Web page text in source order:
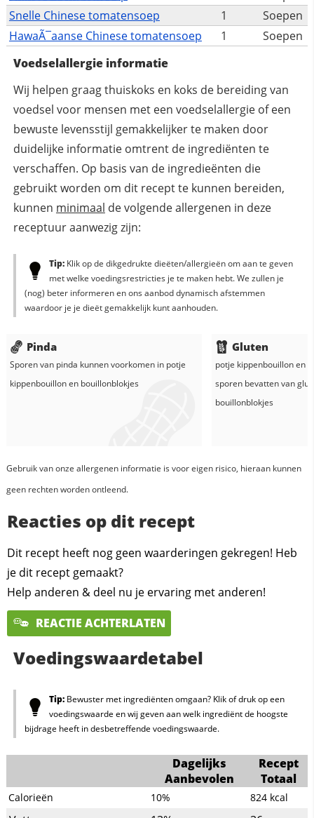
Snelle Chinese tomatensoep
1
Soepen
HawaÃ¯aanse Chinese tomatensoep
1
Soepen
Voedselallergie informatie
Wij helpen graag thuiskoks en koks de bereiding van
voedsel voor mensen met een voedselallergie of een
bewuste levensstijl gemakkelijker te maken door
duidelijke informatie omtrent de ingrediënten te
verschaffen. Op basis van de ingredieënten die
gebruikt worden om dit recept te kunnen bereiden,
kunnen minimaal de volgende allergenen in deze
receptuur aanwezig zijn:
Tip:Klik op de dikgedrukte dieëten/allergieën om aan te geven
met welke voedingsrestricties je te maken hebt. We zullen je
(nog) beter informeren en ons aanbod dynamisch afstemmen
waardoor je je dieët gemakkelijk kunt aanhouden.
Pinda
Sporen van pinda kunnen voorkomen in potje
kippenbouillonen bouillonblokjes
Gluten
potje kippenbouillonen
sporen bevatten van
bouillonblokjes
Gebruik van onze allergenen informatie is voor eigen risico, hieraan kunnen
geen rechten worden ontleend.
Reacties op dit recept
Dit recept heeft nog geen waarderingen gekregen! Heb
je dit recept gemaakt?
Help anderen & deel nu je ervaring met anderen!
REACTIE ACHTERLATEN
Voedingswaardetabel
Tip:Bewuster met ingrediënten omgaan? Klik of druk op een
voedingswaarde en wij geven aan welk ingrediënt de hoogste
bijdrage heeft in desbetreffende voedingswaarde.
Dagelijks
Aanbevolen
Recept
Totaal
Calorieën 10% 824 kcal